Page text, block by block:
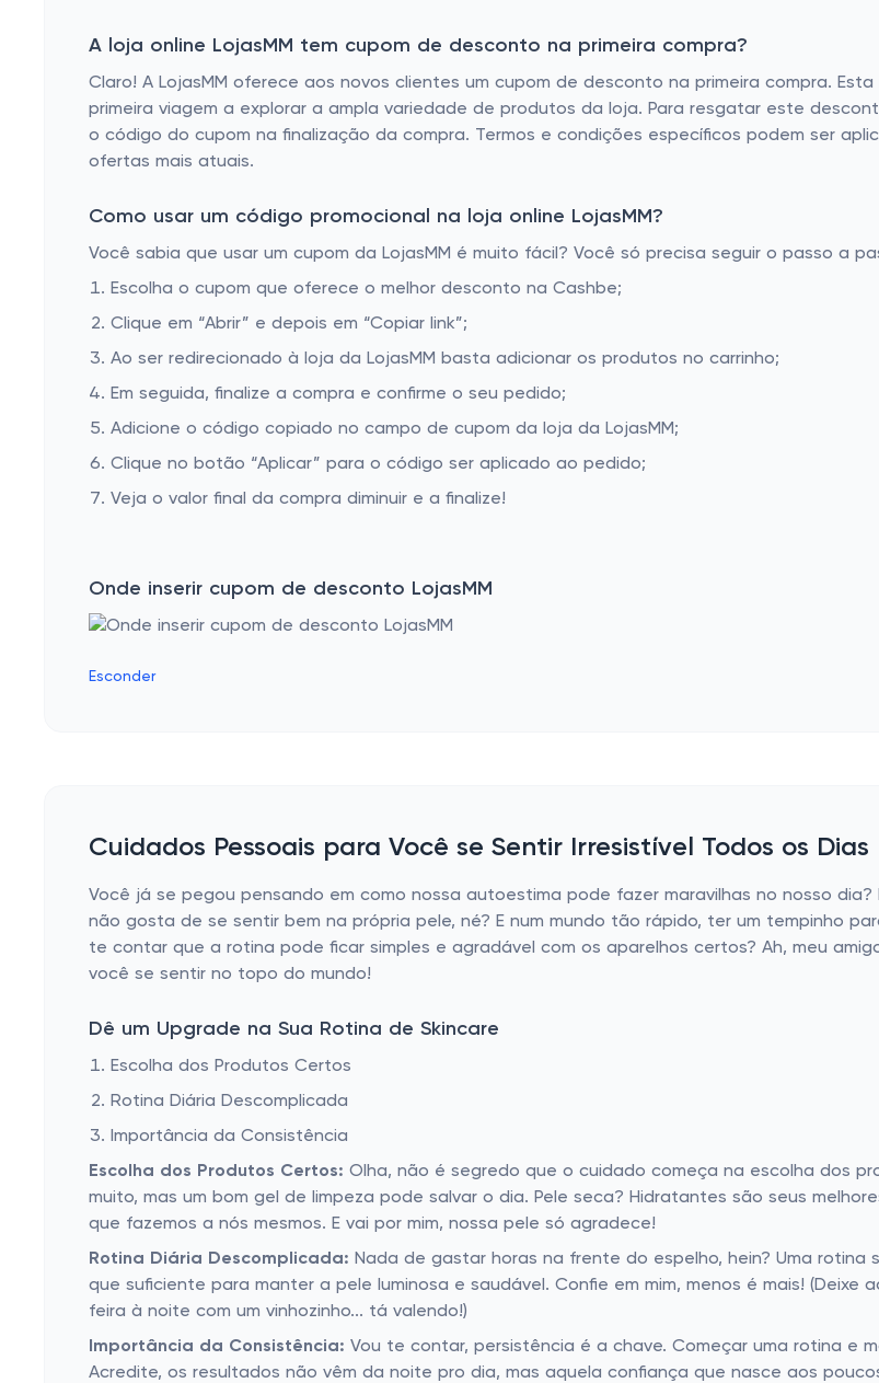
A loja online LojasMM tem cupom de desconto na primeira compra?
Claro! A LojasMM oferece aos novos clientes um cupom de desconto na primeira compra.
primeira viagem a explorar a ampla variedade de produtos da loja. Para resgatar este
o código do cupom na finalização da compra. Termos e condições específicos podem ser
ofertas mais atuais.
Como usar um código promocional na loja online LojasMM?
Você sabia que usar um cupom da LojasMM é muito fácil? Você só precisa seguir o passo a
Escolha o cupom que oferece o melhor desconto na Cashbe;
Clique em “Abrir” e depois em “Copiar link”;
Ao ser redirecionado à loja da LojasMM basta adicionar os produtos no carrinho;
Em seguida, finalize a compra e confirme o seu pedido;
Adicione o código copiado no campo de cupom da loja da LojasMM;
Clique no botão “Aplicar” para o código ser aplicado ao pedido;
Veja o valor final da compra diminuir e a finalize!
Onde inserir cupom de desconto LojasMM
Esconder
Cuidados Pessoais para Você se Sentir Irresistível Todos os Dias
Você já se pegou pensando em como nossa autoestima pode fazer maravilhas no nosso
não gosta de se sentir bem na própria pele, né? E num mundo tão rápido, ter um tempinho
te contar que a rotina pode ficar simples e agradável com os aparelhos certos? Ah, meu
você se sentir no topo do mundo!
Dê um Upgrade na Sua Rotina de Skincare
Escolha dos Produtos Certos
Rotina Diária Descomplicada
Importância da Consistência
Escolha dos Produtos Certos: Olha, não é segredo que o cuidado começa na escolha dos
muito, mas um bom gel de limpeza pode salvar o dia. Pele seca? Hidratantes são seus
que fazemos a nós mesmos. E vai por mim, nossa pele só agradece!
Rotina Diária Descomplicada: Nada de gastar horas na frente do espelho, hein? Uma
que suficiente para manter a pele luminosa e saudável. Confie em mim, menos é mais!
feira à noite com um vinhozinho... tá valendo!)
Importância da Consistência: Vou te contar, persistência é a chave. Começar uma rotina e
Acredite, os resultados não vêm da noite pro dia, mas aquela confiança que nasce aos